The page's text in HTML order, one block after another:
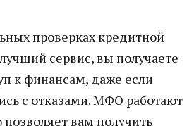
проверках кредитной
сервис, вы получаете
к финансам, даже если
с отказами. МФО работают
позволяет вам получить